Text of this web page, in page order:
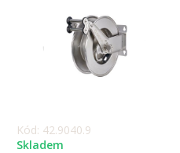
Kód: 42.9040.9
Skladem